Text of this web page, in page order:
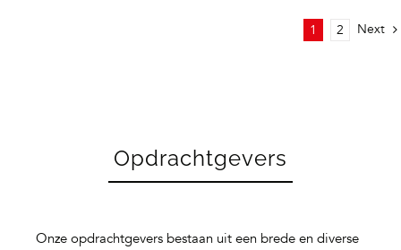
1 2 Next
Opdrachtgevers
Onze opdrachtgevers bestaan uit een brede en diverse